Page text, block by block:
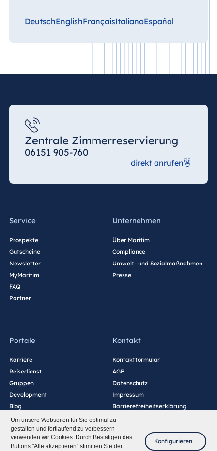
Um unsere Webseiten für Sie optimal zu
gestalten und fortlaufend zu verbessern
verwenden wir Cookies. Durch Bestätigen des
Buttons "Alle akzeptieren" stimmen Sie der
Konfigurieren
DeutschEnglishFrançaisItalianoEspañol
Zentrale Zimmerreservierung
06151 905-760
direkt anrufen
Service
Prospekte
Gutscheine
Newsletter
MyMaritim
FAQ
Partner
Unternehmen
Über Maritim
Compliance
Umwelt- und Sozialmaßnahmen
Presse
Portale
Karriere
Reisedienst
Gruppen
Development
Blog
Kontakt
Kontaktformular
AGB
Datenschutz
Impressum
Barrierefreiheitserklärung
Cookie-Einstellungen